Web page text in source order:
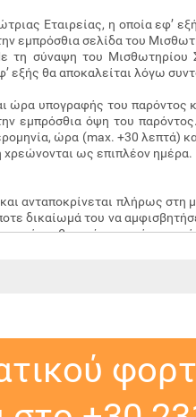
Εταιρείας, η οποία εφ’
εμπρόσθια σελίδα του
τη σύναψη του
εξής θα αποκαλείται λόγω
ώρα υπογραφής του
εμπρόσθια όψη του
ώρα (max. +30 λεπτά)
ως επιπλέον ημέρα.
ανταποκρίνεται πλήρως στη
δικαίωμά του να
από τα βασικά στοιχεία
στην παράγραφο 3.2. ή